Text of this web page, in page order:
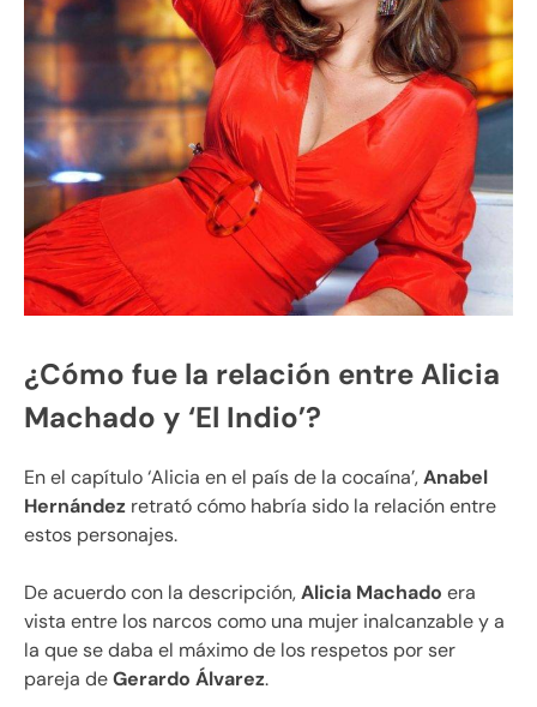
¿Cómo fue la relación entre Alicia
Machado y ‘El Indio’?
En el capítulo ‘Alicia en el país de la cocaína’,Anabel
Hernández retrató cómo habría sido la relación entre
estos personajes.
De acuerdo con la descripción,Alicia Machado era
vista entre los narcos como una mujer inalcanzable y a
la que se daba el máximo de los respetos por ser
pareja deGerardo Álvarez.